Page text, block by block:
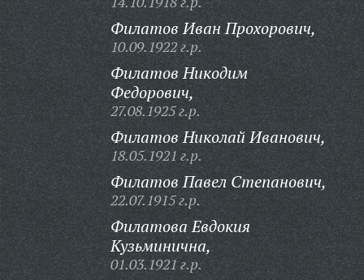
Филатов Иван Прохорович,
10.09.1922 г.р.
Филатов Никодим
Федорович,
27.08.1925 г.р.
Филатов Николай Иванович,
18.05.1921 г.р.
Филатов Павел Степанович,
22.07.1915 г.р.
Филатова Евдокия
Кузьминична,
01.03.1921 г.р.